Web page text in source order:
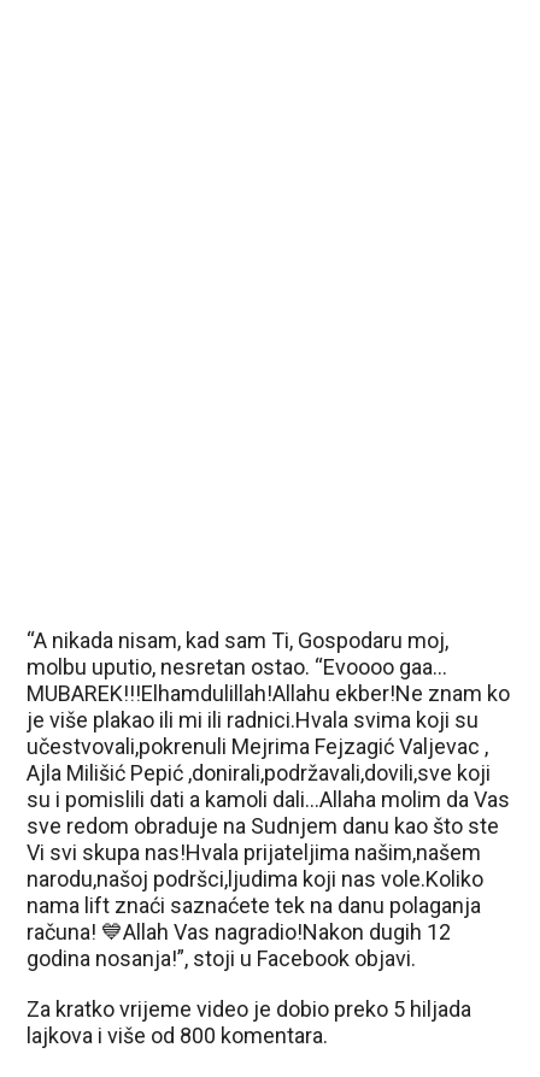
“A nikada nisam, kad sam Ti, Gospodaru moj,
molbu uputio, nesretan ostao. “Evoooo gaa…
MUBAREK!!!Elhamdulillah!Allahu ekber!Ne znam ko
je više plakao ili mi ili radnici.Hvala svima koji su
učestvovali,pokrenuli Mejrima Fejzagić Valjevac ,
Ajla Milišić Pepić ,donirali,podržavali,dovili,sve koji
su i pomislili dati a kamoli dali…Allaha molim da Vas
sve redom obraduje na Sudnjem danu kao što ste
Vi svi skupa nas!Hvala prijateljima našim,našem
narodu,našoj podršci,ljudima koji nas vole.Koliko
nama lift znaći saznaćete tek na danu polaganja
računa! 💙Allah Vas nagradio!Nakon dugih 12
godina nosanja!”, stoji u Facebook objavi.
Za kratko vrijeme video je dobio preko 5 hiljada
lajkova i više od 800 komentara.